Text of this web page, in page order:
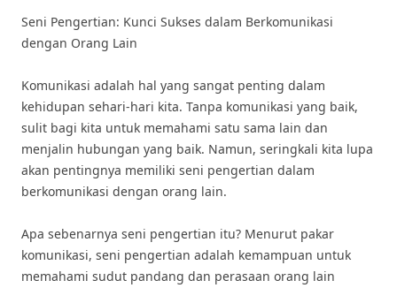
Seni Pengertian: Kunci Sukses dalam Berkomunikasi
dengan Orang Lain
Komunikasi adalah hal yang sangat penting dalam
kehidupan sehari-hari kita. Tanpa komunikasi yang baik,
sulit bagi kita untuk memahami satu sama lain dan
menjalin hubungan yang baik. Namun, seringkali kita lupa
akan pentingnya memiliki seni pengertian dalam
berkomunikasi dengan orang lain.
Apa sebenarnya seni pengertian itu? Menurut pakar
komunikasi, seni pengertian adalah kemampuan untuk
memahami sudut pandang dan perasaan orang lain